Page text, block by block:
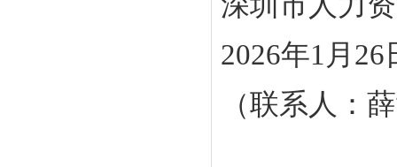
2026年1月
（联系人：